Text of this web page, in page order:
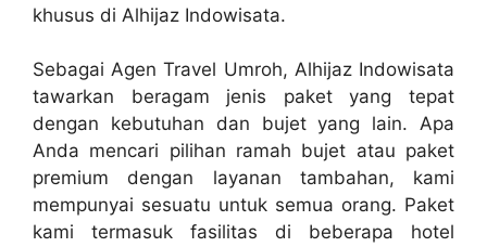
khusus di Alhijaz Indowisata.
Sebagai Agen Travel Umroh, Alhijaz Indowisata
tawarkan beragam jenis paket yang tepat
dengan kebutuhan dan bujet yang lain. Apa
Anda mencari pilihan ramah bujet atau paket
premium dengan layanan tambahan, kami
mempunyai sesuatu untuk semua orang. Paket
kami termasuk fasilitas di beberapa hotel